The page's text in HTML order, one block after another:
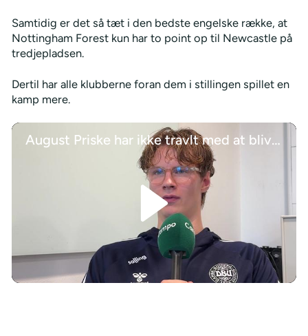
Samtidig er det så tæt i den bedste engelske række, at
Nottingham Forest kun har to point op til Newcastle på
tredjepladsen.
Dertil har alle klubberne foran dem i stillingen spillet en
kamp mere.
August Priske har ikke travlt med at blive solgt: Jeg er glad i Djurgården